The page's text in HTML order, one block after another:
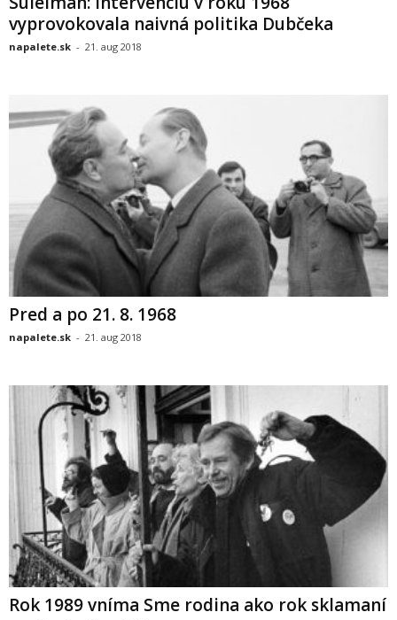
vyprovokovala naivná politika Dubčeka
napalete.sk - 21. aug 2018
Pred a po 21. 8. 1968
napalete.sk - 21. aug 2018
Rok 1989 vníma Sme rodina ako rok sklamaní